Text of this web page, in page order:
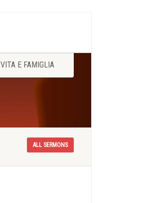
VITA E FAMIGLIA
ALL SERMONS